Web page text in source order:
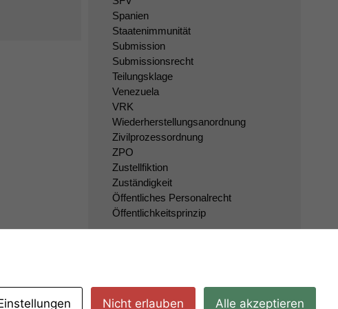
Spanien
Staatenimmunität
Submission
Submissionsrecht
Teilungsklage
Venezuela
VRK
Wiederherstellungsanordnung
Zivilprozessordnung
ZPO
Zustellfiktion
Zuständigkeit
Öffentliches Personalrecht
Öffentlichkeitsprinzip
Nicht erlauben Alle akzeptieren